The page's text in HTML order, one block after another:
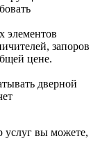
элементов
запоров
цене.
дверной
услуг вы можете,